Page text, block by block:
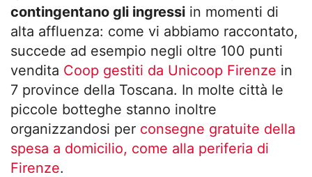
contingentano gli ingressi in momenti di
alta affluenza: come vi abbiamo raccontato,
succede ad esempio negli oltre 100 punti
vendita Coop gestiti da Unicoop Firenze in
7 province della Toscana. In molte città le
piccole botteghe stanno inoltre
organizzandosi per consegne gratuite della
spesa a domicilio, come alla periferia di
Firenze.